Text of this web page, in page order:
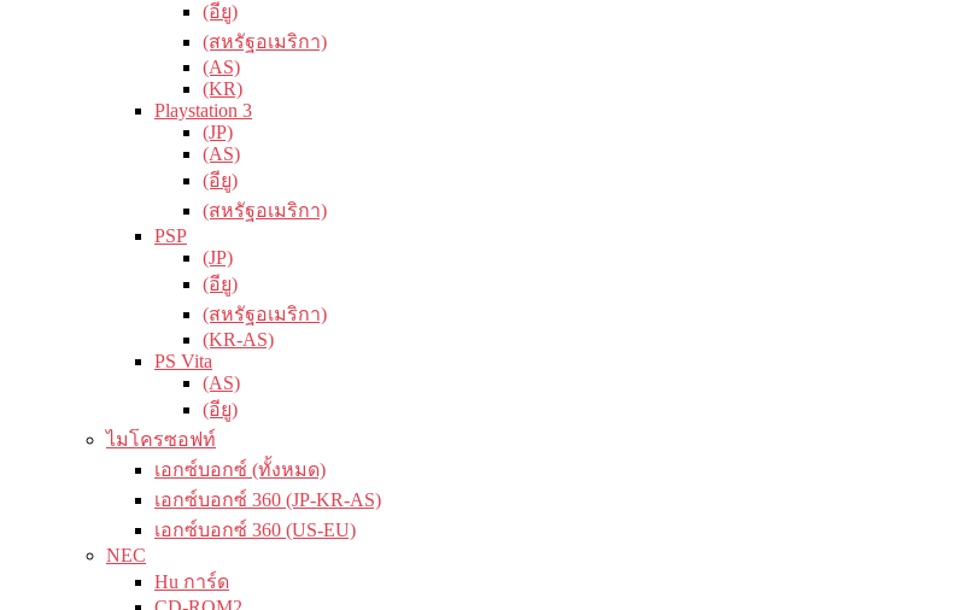
(อียู)
(สหรัฐอเมริกา)
(AS)
(KR)
Playstation 3
(JP)
(AS)
(อียู)
(สหรัฐอเมริกา)
PSP
(JP)
(อียู)
(สหรัฐอเมริกา)
(KR-AS)
PS Vita
(AS)
(อียู)
ไมโครซอฟท์
เอกซ์บอกซ์ (ทั้งหมด)
เอกซ์บอกซ์ 360 (JP-KR-AS)
เอกซ์บอกซ์ 360 (US-EU)
NEC
Hu การ์ด